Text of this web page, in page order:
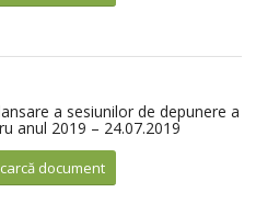
a sesiunilor de depunere a
anul 2019 – 24.07.2019
document